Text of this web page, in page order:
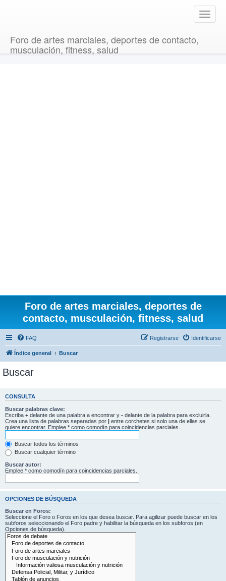
T
o
Foro de artes marciales, deportes de contacto,
musculación, fitness, salud
Foro de artes marciales, deportes de
contacto, musculación, fitness, salud
FAQ Identificarse
Registrarse
Índice general Buscar
Buscar
CONSULTA
Buscar palabras clave:
Escriba + delante de una palabra a encontrar y - delante de la palabra para excluirla.
Crea una lista de palabras separadas por | entre corchetes si solo una de ellas se
quiere encontrar. Emplee * como comodín para coincidencias parciales.
Buscar todos los términos
Buscar cualquier término
Buscar autor:
Emplee * como comodín para coincidencias parciales.
OPCIONES DE BÚSQUEDA
Buscar en Foros:
Seleccione el Foro o Foros en los que desea buscar. Para agilizar puede buscar en los
subforos seleccionando el Foro padre y habilitar la búsqueda en los subforos (en
Opciones de búsqueda).